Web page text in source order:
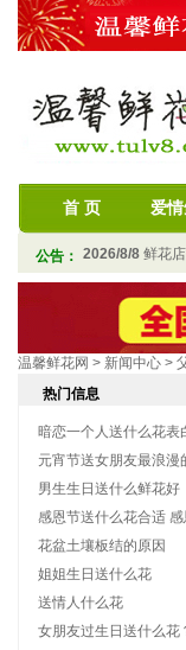
首 页 爱
公告： 2026/8/8 鲜花
温馨鲜花网 > 新闻中心 >
热门信息
暗恋一个人送什么花表
元宵节送女朋友最浪漫
男生生日送什么鲜花好
感恩节送什么花合适
花盆土壤板结的原因
姐姐生日送什么花
送情人什么花
女朋友过生日送什么花